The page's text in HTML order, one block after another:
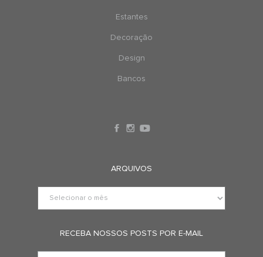
Estantes
Decoração
Design
Bancos
ARQUIVOS
RECEBA NOSSOS POSTS POR E-MAIL